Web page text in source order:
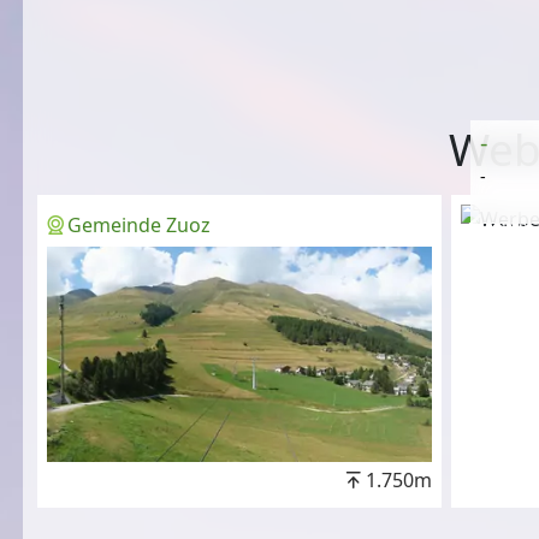
Gemeinde Zuoz
1.750m
Anzeige
-
-